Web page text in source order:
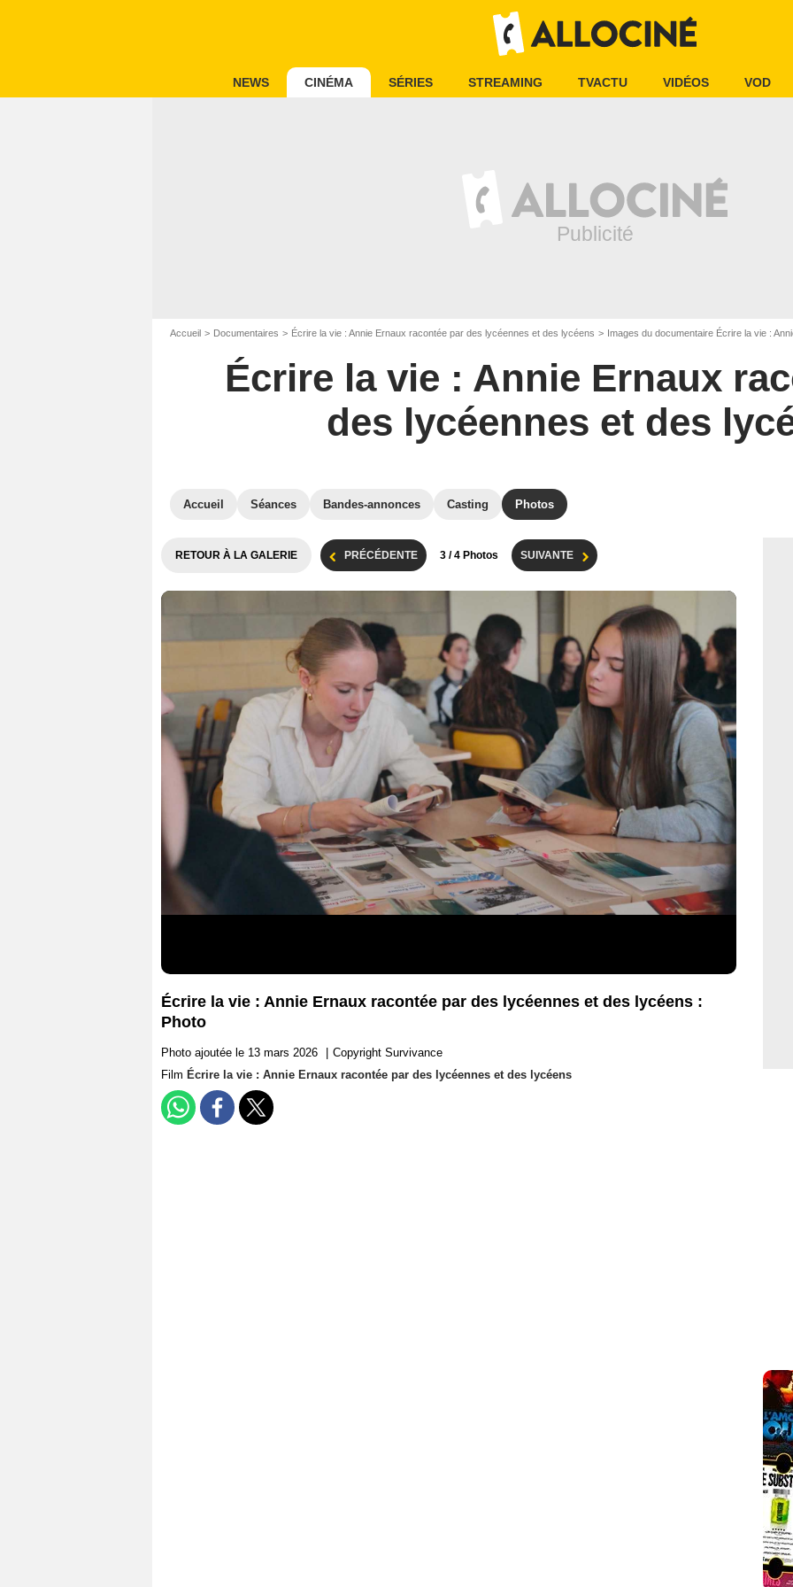
NEWS CINÉMA SÉRIES STREAMING TVACTU VIDÉOS VOD
Accueil Documentaires Écrire la vie : Annie Ernaux racontée par des lycéennes et des lycéens Images du documentaire Écrire la vie :
Écrire la vie : Annie Ernaux
des lycéennes et des
Accueil Séances Bandes-annonces Casting Photos
RETOUR À LA GALERIE PRÉCÉDENTE 3 / 4 Photos SUIVANTE
Écrire la vie : Annie Ernaux racontée par des lycéennes et des lycéens :
Photo
Photo ajoutée le 13 mars 2026
Copyright Survivance
Film Écrire la vie : Annie Ernaux racontée par des lycéennes et des lycéens